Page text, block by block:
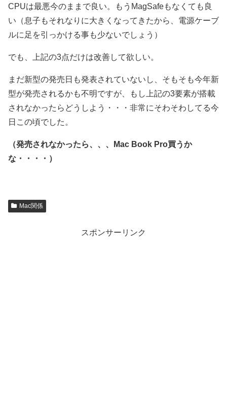
CPUは最悪今のままで良い。もうMagSafeもなくても良
い（息子もそれなりに大きくなってきたから、電源ケーブ
ルに足を引っかける事も少ないでしょう）
でも、上記の3点だけは改善して欲しい。
まだ新型の発売日も発表されていないし、そもそも今年新
型が発売されるかも不明ですが、もし上記の3要素が搭載
されなかったらどうしよう・・・非常にそわそわしてる今
日この頃でした。
（発売されなかったら、、、Mac Book Pro買うか
な・・・・）
Mac関係
スポンサーリンク